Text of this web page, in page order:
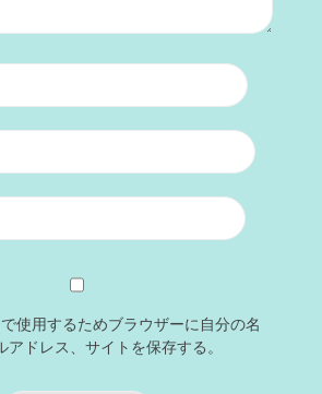
使用するためブラウザーに自分の名
アドレス、サイトを保存する。